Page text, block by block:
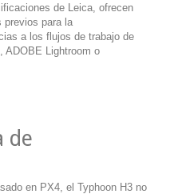
de Leica, ofrecen
previos para la
a los flujos de trabajo de
ADOBE Lightroom o
de
en PX4, el Typhoon H3 no